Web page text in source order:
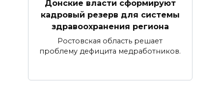
Донские власти сформируют
кадровый резерв для системы
здравоохранения региона
Ростовская область решает
проблему дефицита медработников.